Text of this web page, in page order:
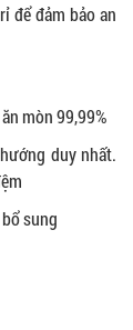
để đảm bảo an
mòn 99,99%
duy nhất.
sung